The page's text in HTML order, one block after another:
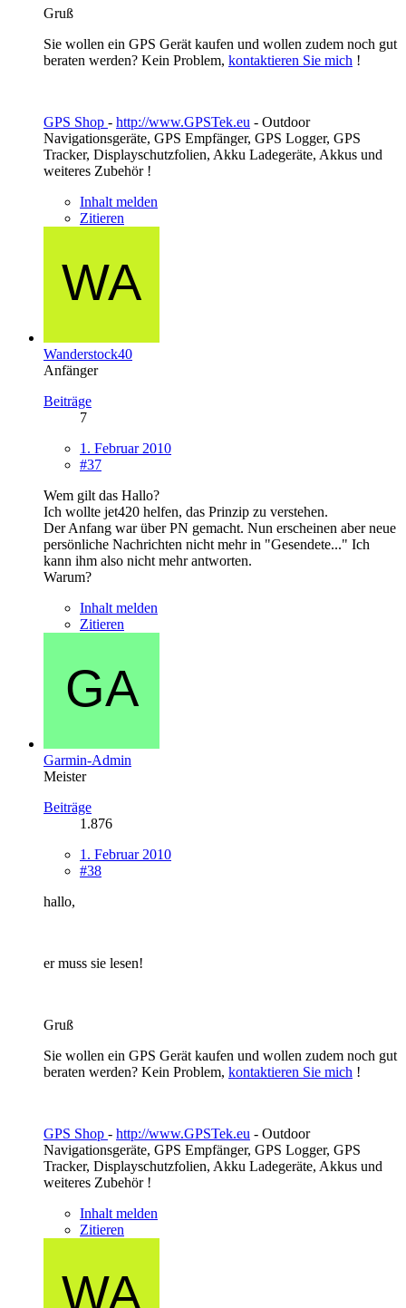
Gruß
Sie wollen ein GPS Gerät kaufen und wollen zudem noch gut
beraten werden? Kein Problem, kontaktieren Sie mich !
GPS Shop - http://www.GPSTek.eu - Outdoor
Navigationsgeräte, GPS Empfänger, GPS Logger, GPS
Tracker, Displayschutzfolien, Akku Ladegeräte, Akkus und
weiteres Zubehör !
Inhalt melden
Zitieren
Wanderstock40
Anfänger
Beiträge
7
1. Februar 2010
#37
Wem gilt das Hallo?
Ich wollte jet420 helfen, das Prinzip zu verstehen.
Der Anfang war über PN gemacht. Nun erscheinen aber neue
persönliche Nachrichten nicht mehr in "Gesendete..." Ich
kann ihm also nicht mehr antworten.
Warum?
Inhalt melden
Zitieren
Garmin-Admin
Meister
Beiträge
1.876
1. Februar 2010
#38
hallo,
er muss sie lesen!
Gruß
Sie wollen ein GPS Gerät kaufen und wollen zudem noch gut
beraten werden? Kein Problem, kontaktieren Sie mich !
GPS Shop - http://www.GPSTek.eu - Outdoor
Navigationsgeräte, GPS Empfänger, GPS Logger, GPS
Tracker, Displayschutzfolien, Akku Ladegeräte, Akkus und
weiteres Zubehör !
Inhalt melden
Zitieren